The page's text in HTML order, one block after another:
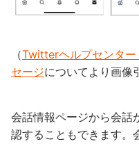
（Twitterヘルプセンター
セージについてより画像
会話情報ページから会話
認することもできます。